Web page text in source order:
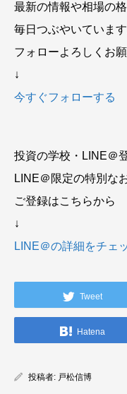
最新の情報や相場の
毎日つぶやいています
フォローよろしくお願
↓
今すぐフォローする
投資の学校・LINE＠
LINE＠限定の特別な
ご登録はこちらから
↓
LINE＠の詳細をチェ
Tweet
Hatena
投稿者: 戸松信博